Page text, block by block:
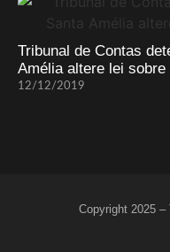
Tribunal de Contas
Amélia altere lei
12/12/2019
Copyright 2025 –